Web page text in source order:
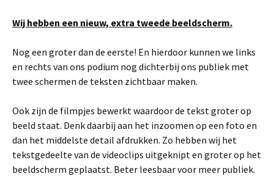
Wij hebben een nieuw, extra tweede beeldscherm.
Nog een groter dan de eerste! En hierdoor kunnen we links
en rechts van ons podium nog dichterbij ons publiek met
twee schermen de teksten zichtbaar maken.
Ook zijn de filmpjes bewerkt waardoor de tekst groter op
beeld staat. Denk daarbij aan het inzoomen op een foto en
dan het middelste detail afdrukken. Zo hebben wij het
tekstgedeelte van de videoclips uitgeknipt en groter op het
beeldscherm geplaatst. Beter leesbaar voor meer publiek.